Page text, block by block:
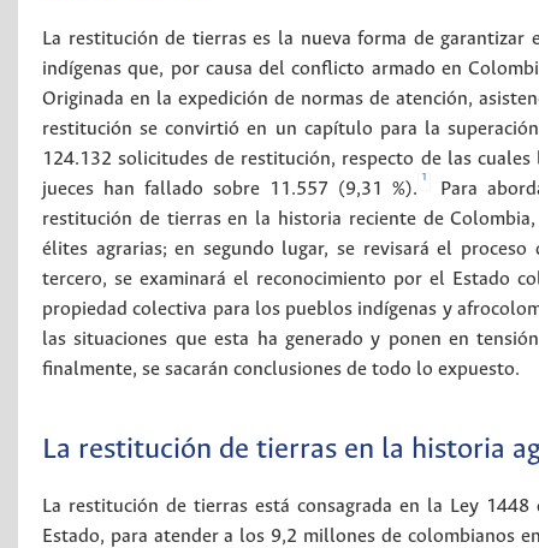
La restitución de tierras es la nueva forma de
indígenas que, por causa del conflicto armado en
Originada en la expedición de normas de atención,
restitución se convirtió en un capítulo para la
124.132 solicitudes de restitución, respecto de las
jueces han fallado sobre 11.557 (9,31 %).
1
Para
restitución de tierras en la historia reciente de
élites agrarias; en segundo lugar, se revisará el
tercero, se examinará el reconocimiento por el Estado
propiedad colectiva para los pueblos indígenas y
las situaciones que esta ha generado y ponen en
finalmente, se sacarán conclusiones de todo lo expuesto.
La restitución de tierras en la historia
La restitución de tierras está consagrada en la Ley
Estado, para atender a los 9,2 millones de colombianos